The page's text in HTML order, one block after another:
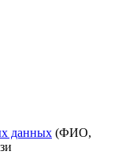
данных (ФИО,